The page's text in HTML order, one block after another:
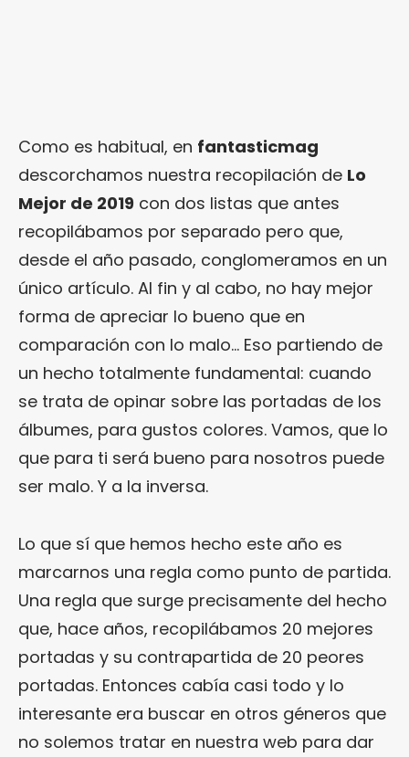
Como es habitual, en fantasticmag
descorchamos nuestra recopilación de Lo
Mejor de 2019 con dos listas que antes
recopilábamos por separado pero que,
desde el año pasado, conglomeramos en un
único artículo. Al fin y al cabo, no hay mejor
forma de apreciar lo bueno que en
comparación con lo malo… Eso partiendo de
un hecho totalmente fundamental: cuando
se trata de opinar sobre las portadas de los
álbumes, para gustos colores. Vamos, que lo
que para ti será bueno para nosotros puede
ser malo. Y a la inversa.
Lo que sí que hemos hecho este año es
marcarnos una regla como punto de partida.
Una regla que surge precisamente del hecho
que, hace años, recopilábamos 20 mejores
portadas y su contrapartida de 20 peores
portadas. Entonces cabía casi todo y lo
interesante era buscar en otros géneros que
no solemos tratar en nuestra web para dar